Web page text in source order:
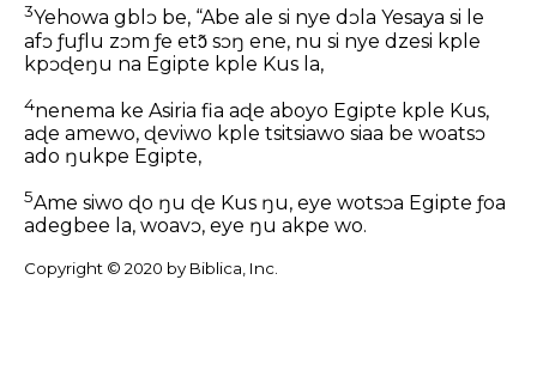
3Yehowa gblɔ be, “Abe ale si nye dɔla Yesaya si le
afɔ ƒuƒlu zɔm ƒe etɔ̃ sɔŋ ene, nu si nye dzesi kple
kpɔɖeŋu na Egipte kple Kus la,
4nenema ke Asiria fia aɖe aboyo Egipte kple Kus,
aɖe amewo, ɖeviwo kple tsitsiawo siaa be woatsɔ
ado ŋukpe Egipte,
5Ame siwo ɖo ŋu ɖe Kus ŋu, eye wotsɔa Egipte ƒoa
adegbee la, woavɔ, eye ŋu akpe wo.
Copyright © 2020 by Biblica, Inc.